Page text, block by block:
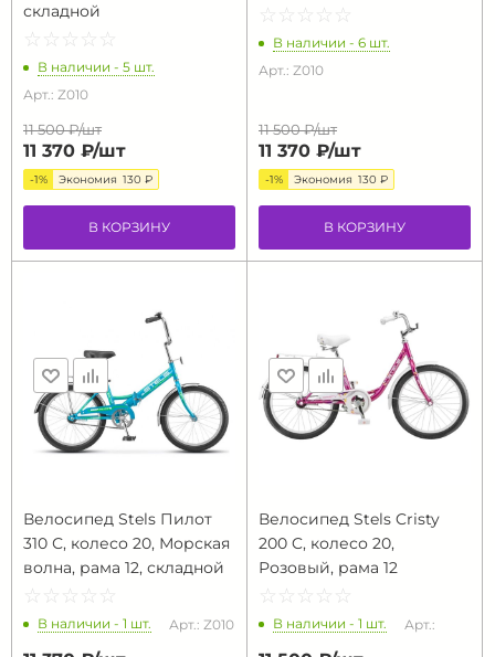
складной
☆ ☆ ☆ ☆ ☆
★ ★ ★ ★ ★
В наличии - 5 шт.
Арт.: Z010
11 500 ₽/шт
11 370 ₽/шт
-1% Экономия 130 ₽
В КОРЗИНУ
☆ ☆ ☆ ☆ ☆
★ ★ ★ ★ ★
В наличии - 6 шт.
Арт.: Z010
11 500 ₽/шт
11 370 ₽/шт
-1% Экономия 130 ₽
В КОРЗИНУ
Велосипед Stels Пилот
310 С, колесо 20, Морская
волна, рама 12, складной
☆ ☆ ☆ ☆ ☆
★ ★ ★ ★ ★
В наличии - 1 шт. Арт.: Z010
Велосипед Stels Cristy
200 C, колесо 20,
Розовый, рама 12
☆ ☆ ☆ ☆ ☆
★ ★ ★ ★ ★
В наличии - 1 шт. Арт.: